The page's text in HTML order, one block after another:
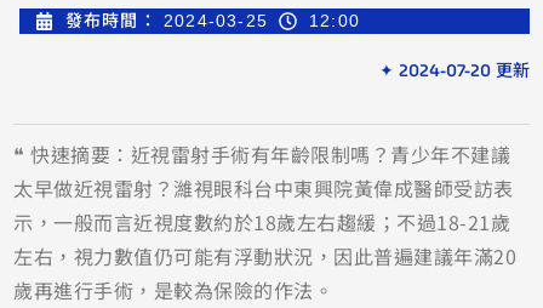
發布時間： 2024-03-25 12:00
✦ 2024-07-20 更新
❝ 快速摘要：近視雷射手術有年齡限制嗎？青少年不建議
太早做近視雷射？濰視眼科台中東興院黃偉成醫師受訪表
示，一般而言近視度數約於18歲左右趨緩；不過18-21歲
左右，視力數值仍可能有浮動狀況，因此普遍建議年滿20
歲再進行手術，是較為保險的作法。